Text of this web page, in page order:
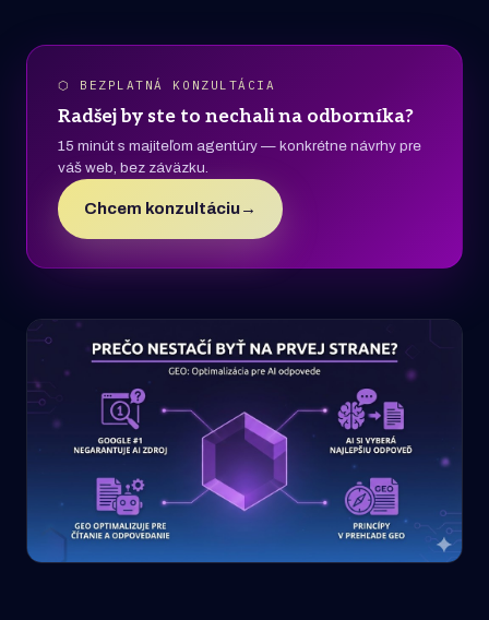
⬡ BEZPLATNÁ KONZULTÁCIA
Radšej by ste to nechali na odborníka?
15 minút s majiteľom agentúry — konkrétne návrhy pre
váš web, bez záväzku.
Chcem konzultáciu→